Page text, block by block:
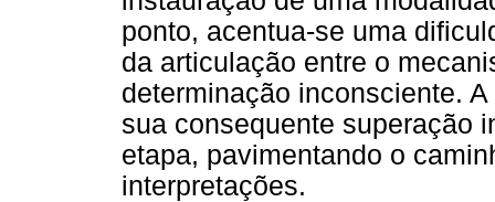
ponto, acentua-se uma
da articulação entre o
determinação inconsciente.
sua consequente superação
etapa, pavimentando o
interpretações.